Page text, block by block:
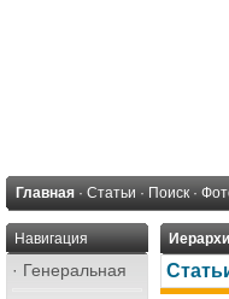
Главная · Статьи · Поиск ·
Навигация
· Генеральная